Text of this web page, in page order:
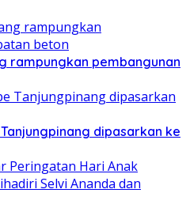
rampungkan pembangunan
dipasarkan ke